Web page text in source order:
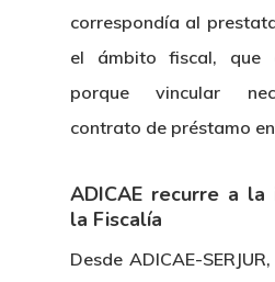
correspondía al
el ámbito fiscal, que
porque vincular
contrato de préstamo
ADICAE recurre a
la Fiscalía
Desde ADICAE-